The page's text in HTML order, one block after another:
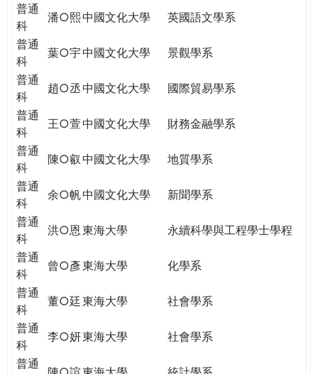
普通
科
潘○熙中國文化大學
英國語文學系
普通
科
葉○宇中國文化大學
景觀學系
普通
科
趙○丞中國文化大學
國際貿易學系
普通
科
王○萱中國文化大學
財務金融學系
普通
科
陳○叡 中國文化大學
地質學系
普通
科
余○帆中國文化大學
新聞學系
普通
科
洪○恩 東海大學
永續科學與工程學士學程
普通
科
曾○彥東海大學
化學系
普通
科
董○廷東海大學
社會學系
普通
科
李○妍東海大學
社會學系
普通